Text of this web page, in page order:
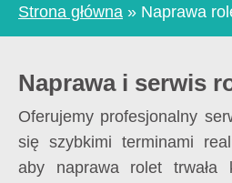
Strona główna » Naprawa
Naprawa i serwis
Oferujemy profesjonalny
się szybkimi terminami
aby naprawa rolet trwała